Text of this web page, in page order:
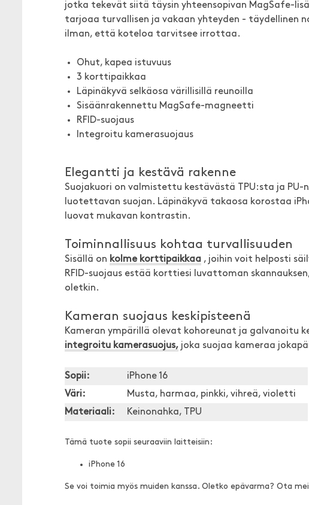
jotka tekevät siitä täysin yhteensopivan MagSafe-
tarjoaa turvallisen ja vakaan yhteyden - täydellinen
ilman, että koteloa tarvitsee irrottaa.
Ohut, kapea istuvuus
3 korttipaikkaa
Läpinäkyvä selkäosa värillisillä reunoilla
Sisäänrakennettu MagSafe-magneetti
RFID-suojaus
Integroitu kamerasuojaus
Elegantti ja kestävä rakenne
Suojakuori on valmistettu kestävästä TPU:sta ja
luotettavan suojan. Läpinäkyvä takaosa korostaa
luovat mukavan kontrastin.
Toiminnallisuus kohtaa turvallisuuden
Sisällä on kolme korttipaikkaa , joihin voit helposti
RFID-suojaus estää korttiesi luvattoman
oletkin.
Kameran suojaus keskipisteenä
Kameran ympärillä olevat kohoreunat ja galvanoitu
integroitu kamerasuojus, joka suojaa kameraa
Sopii:
iPhone 16
Väri:
Musta, harmaa, pinkki, vihreä, violetti
Materiaali:
Keinonahka, TPU
Tämä tuote sopii seuraaviin laitteisiin:
iPhone 16
Se voi toimia myös muiden kanssa. Oletko epävarma? Ota